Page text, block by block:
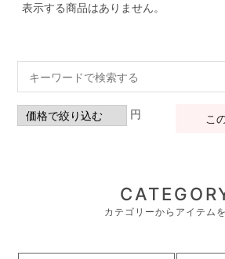
表示する商品はありません。
円 こ
カテゴリーからアイテム